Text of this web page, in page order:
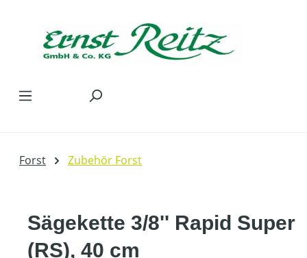
Forst Zubehör Forst
Sägekette 3/8'' Rapid Super
(RS), 40 cm